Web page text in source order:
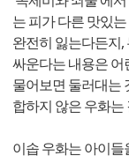
는 피가 다른 맛있
완전히 잃는다든지
싸운다는 내용은
물어보면 둘러대는
합하지 않은 우화
이솝 우화는 아이